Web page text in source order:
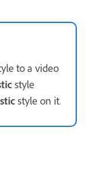
to a video
style
style on it.